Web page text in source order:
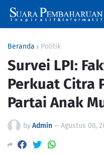
Beranda Politik
Survei LPI:
Perkuat Citra
Partai Anak
byAdmin—Agustus 06,